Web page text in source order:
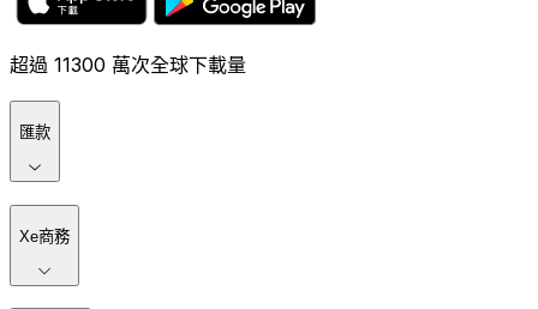
超過 11300 萬次全球下載量
匯款
Xe商務